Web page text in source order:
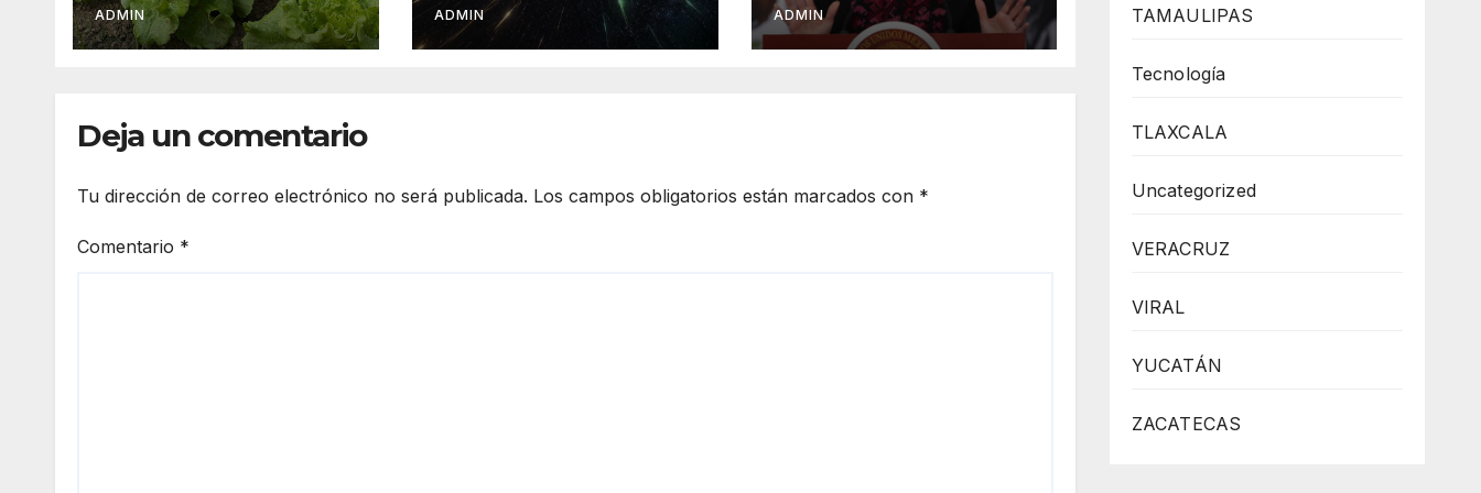
cuadros de diarrea
explosiva en
ADMIN
máximo al mismo
tiempo
ADMIN
Maya de carga
ADMIN
Deja un comentario
Tu dirección de correo electrónico no será publicada. Los campos obligatorios están marcados con *
Comentario *
TAMAULIPAS
Tecnología
TLAXCALA
Uncategorized
VERACRUZ
VIRAL
YUCATÁN
ZACATECAS